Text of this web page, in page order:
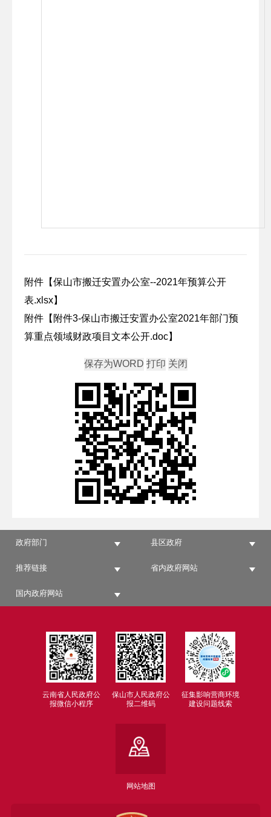
附件【保山市搬迁安置办公室--2021年预算公开
表.xlsx】
附件【 附件3-保山市搬迁安置办公室2021年部门预
算重点领域财政项目文本公开.doc】
政府部门 县区政府
推荐链接 省内政府网站
国内政府网站
云南省人民政府公
报微信小程序
保山市人民政府公
报二维码
征集影响营商环境
建设问题线索
网站地图